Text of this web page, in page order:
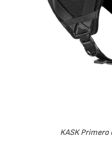
KASK Primero